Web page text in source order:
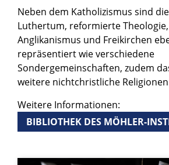
Neben dem Katholizismus sind
Luthertum, reformierte
Anglikanismus und Freikirchen
repräsentiert wie verschiedene
Sondergemeinschaften, zudem
weitere nichtchristliche
Weitere Informationen:
BIBLIOTHEK DES MÖHLER-